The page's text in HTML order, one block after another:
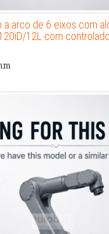
a arco de 6 eixos com
12L com